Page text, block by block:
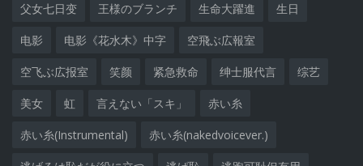
父女七日变 王様のブランチ 生命大躍進 生日
电影 电影《花水木》中字 空飛ぶ広報室
空飞ぶ広报室 笑颜 紧急救命 绅士服代言 综艺
美女 虹 言えない「スキ」 赤い糸
赤い糸(Instrumental) 赤い糸(nakedvoicever.)